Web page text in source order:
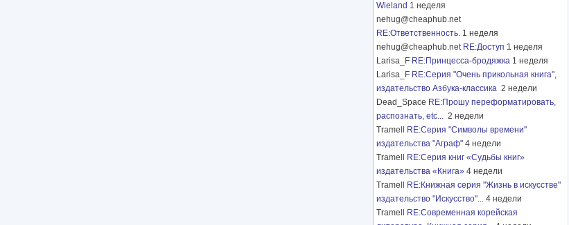
Wieland 1 неделя
nehug@cheaphub.net
RE:Ответственность. 1 неделя
nehug@cheaphub.net RE:Доступ 1 неделя
Larisa_F RE:Принцесса-бродяжка 1 неделя
Larisa_F RE:Серия "Очень прикольная книга",
издательство Азбука-классика 2 недели
Dead_Space RE:Прошу переформатировать,
распознать, etc... 2 недели
Tramell
RE:Серия "Символы времени"
издательства "Аграф" 4 недели
Tramell
RE:Серия книг «Судьбы книг»
издательства «Книга» 4 недели
Tramell
RE:Книжная серия "Жизнь в искусстве"
издательство "Искусство"... 4 недели
Tramell
RE:Современная корейская